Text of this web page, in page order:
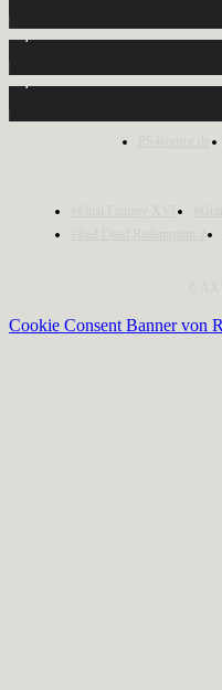
2,040 Follower
1,150 Abonnenten
Cookie Consent Banner von